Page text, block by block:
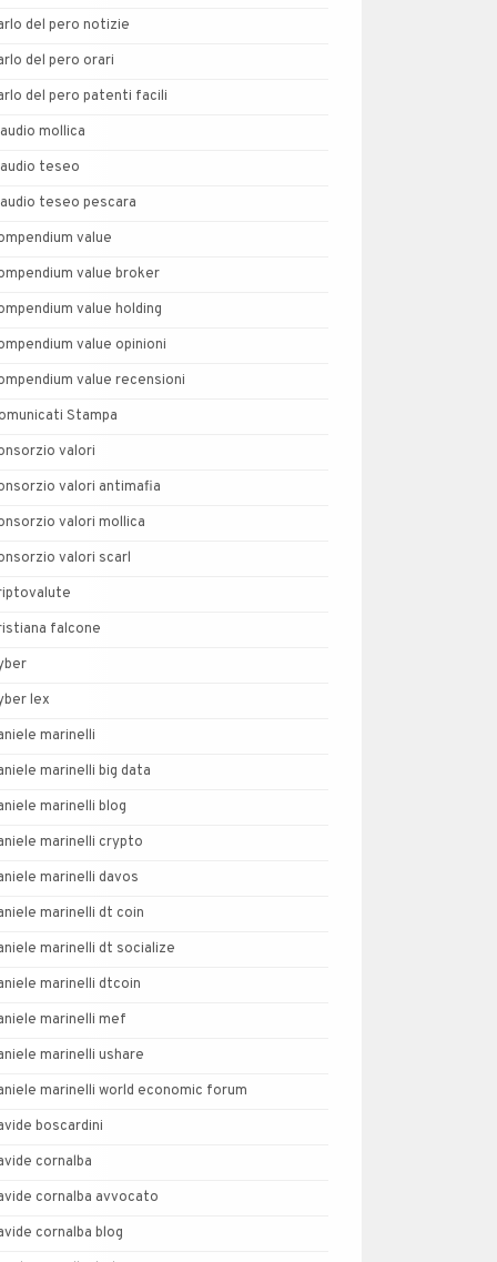
del pero notizie
del pero orari
del pero patenti facili
mollica
teseo
teseo pescara
value
value broker
value holding
value opinioni
value recensioni
Stampa
valori
valori antimafia
valori mollica
valori scarl
falcone
lex
marinelli
marinelli big data
marinelli blog
marinelli crypto
marinelli davos
marinelli dt coin
marinelli dt socialize
marinelli dtcoin
marinelli mef
marinelli ushare
marinelli world economic forum
boscardini
cornalba
cornalba avvocato
cornalba blog